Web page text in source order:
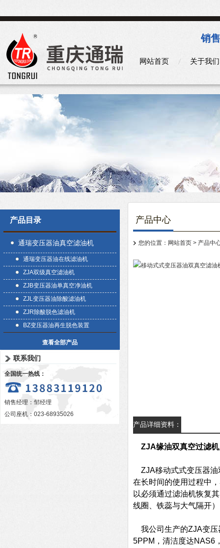
销
网站首页 关于我们
产品目录
通瑞变压器油真空滤油机
通瑞变压器油在线滤油机
ZJA双级真空滤油机
ZJB变压器油单真空净油机
ZJL变压器油除酸滤油机
ZJR除酸脱色滤油机
BZ变压器油再生脱色装置
查看全部产品
联系我们
全国统一热线：
销售经理：邹经理
公司座机：023-68935026
产品中心
您的位置： 网站首页 > 产品中
产品详细资料：
ZJA缘油双真空过滤机
ZJA移动式式变压器油
在长时间的使用过程中
以必须通过滤油机恢复
线圈、铁蕊与大气隔开
我公司生产的ZJA变压
5PPM，清洁度达NAS6